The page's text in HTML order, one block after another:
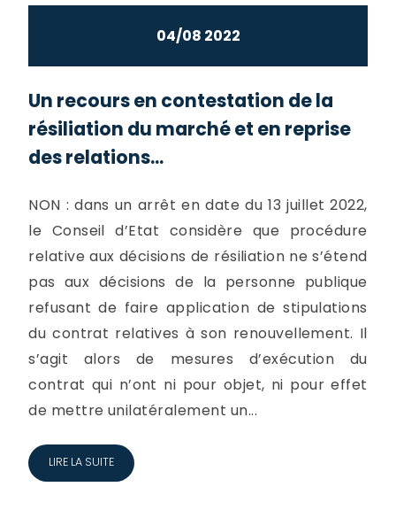
04/08 2022
Un recours en contestation de la
résiliation du marché et en reprise
des relations...
NON : dans un arrêt en date du 13 juillet 2022,
le Conseil d’Etat considère que procédure
relative aux décisions de résiliation ne s’étend
pas aux décisions de la personne publique
refusant de faire application de stipulations
du contrat relatives à son renouvellement. Il
s’agit alors de mesures d’exécution du
contrat qui n’ont ni pour objet, ni pour effet
de mettre unilatéralement un...
LIRE LA SUITE